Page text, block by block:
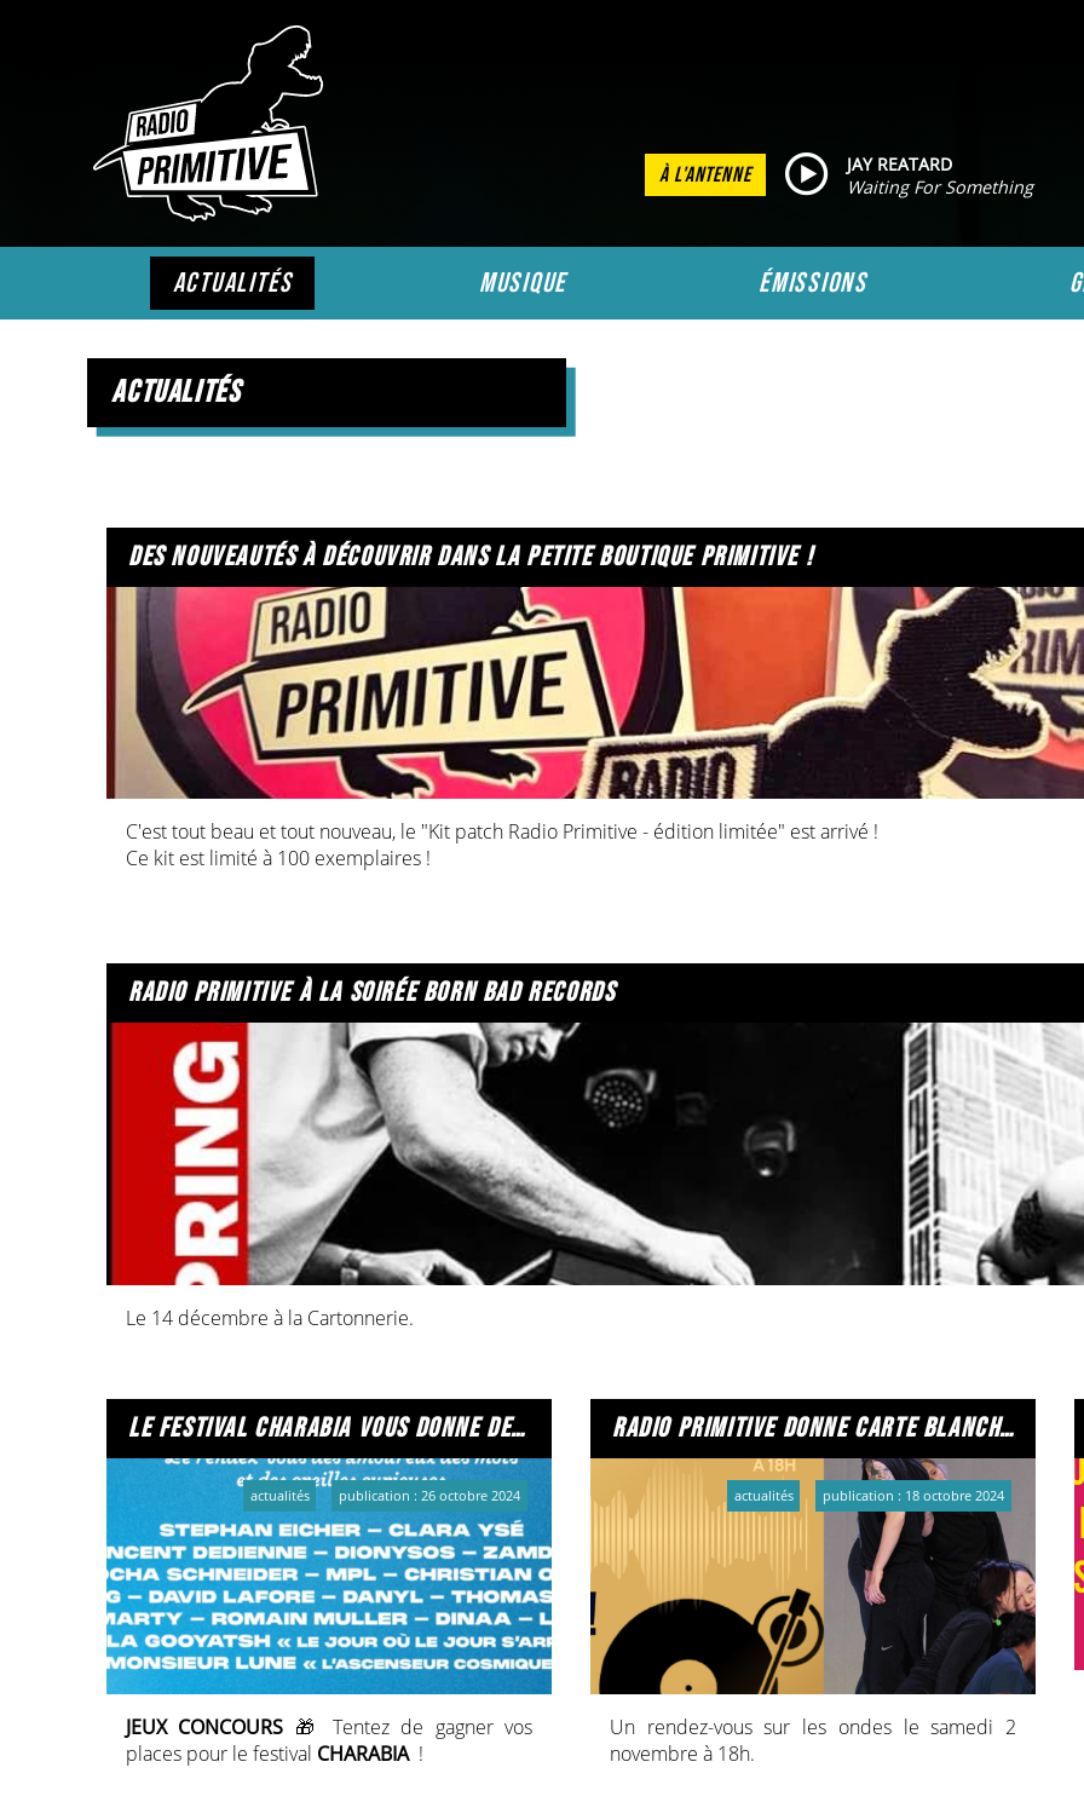
À L'ANTENNE
JAY REATARD
Waiting For Something
actualités musique émissions
actualités
des nouveautés à découvrir dans la petite boutique primitive !
C'est tout beau et tout nouveau, le "Kit patch Radio Primitive - édition limitée" est arrivé !
Ce kit est limité à 100 exemplaires !
Réalisation rémoise ! En direct de chez Sublim Brodeurs !
- 1 aiguille Bohin
Dernier fabricant d'aiguilles de France.
- du fil blanc
Le matériel de couture provient de chez Mémère Cerise, une mercerie rémoise tip top.
+ 1 autocollant vinyle 10 cm offert
Résiste à l'eau, impec' pour votre voiture !
Vous pouvez vous procurer ce merveilleux kit (qui vous permettra de broder votre amour indéfectible pour la
somme de 8 euros !
Comment faire ?
- En passant à la radio ! (Vous pourrez payer en liquide, CB ou chèque) Pensez à téléphoner avant pour vous
- Via une commande sur internet et un envoi par voie postale. En utilisant HelloAsso : Ici !
radio primitive à la soirée born bad records
Le 14 décembre à la Cartonnerie.
le festival charabia vous donne de nombreux rendez-vous
actualités publication : 26 octobre 2024
JEUX CONCOURS 🎁 Tentez de gagner vos
places pour le festival CHARABIA !
radio primitive donne carte blanche à marinette dozeville
actualités publication : 18 octobre 2024
Un rendez-vous sur les ondes le samedi 2
novembre à 18h.